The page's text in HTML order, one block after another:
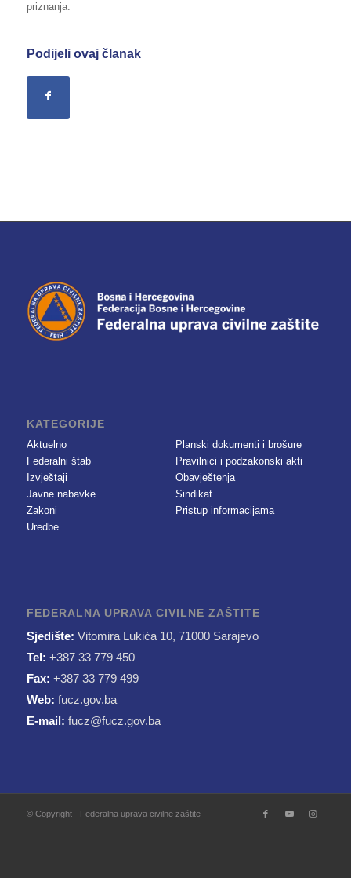
priznanja.
Podijeli ovaj članak
KATEGORIJE
Aktuelno
Federalni štab
Izvještaji
Javne nabavke
Zakoni
Uredbe
Planski dokumenti i brošure
Pravilnici i podzakonski akti
Obavještenja
Sindikat
Pristup informacijama
FEDERALNA UPRAVA CIVILNE ZAŠTITE
Sjedište: Vitomira Lukića 10, 71000 Sarajevo
Tel: +387 33 779 450
Fax: +387 33 779 499
Web: fucz.gov.ba
E-mail: fucz@fucz.gov.ba
© Copyright - Federalna uprava civilne zaštite